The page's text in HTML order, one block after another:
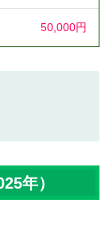
50,000円
年）